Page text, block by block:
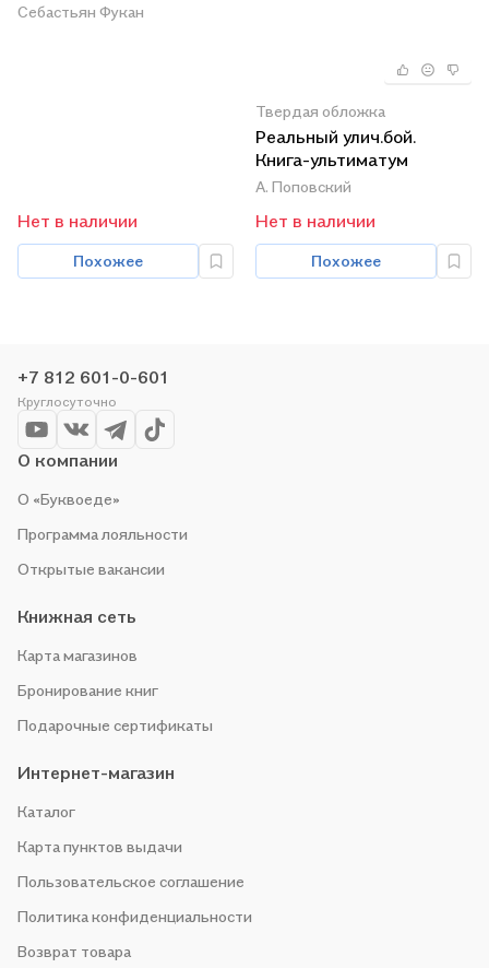
Себастьян Фукан
Нет в наличии
Похожее
Твердая обложка
Реальный улич.бой.
Книга-ультиматум
А. Поповский
Нет в наличии
Похожее
+7 812 601-0-601
Круглосуточно
О компании
О «Буквоеде»
Программа лояльности
Открытые вакансии
Книжная сеть
Карта магазинов
Бронирование книг
Подарочные сертификаты
Интернет-магазин
Каталог
Карта пунктов выдачи
Пользовательское соглашение
Политика конфиденциальности
Возврат товара